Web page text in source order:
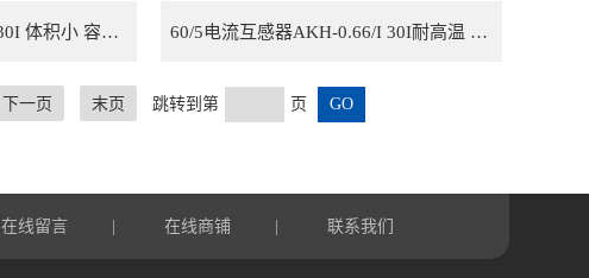
500/5互感器AKH-0.66/I 30I 体积小 容量大耐高温 60/5电流互感器AKH-0.66/I 30I耐高温 安装方便
下一页 末页 跳转到第 页
在线留言 在线商铺 联系我们